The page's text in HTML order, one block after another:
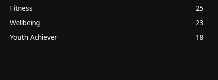
Fitness
25
Wellbeing
23
Youth Achiever
18